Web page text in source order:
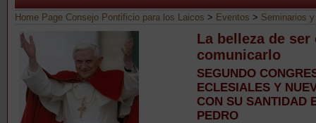
Home Page Consejo Pontificio para los Laicos > Eventos > Seminarios
La belleza de
comunicarlo
SEGUNDO
ECLESIALES Y
CON SU SANTIDAD
PEDRO